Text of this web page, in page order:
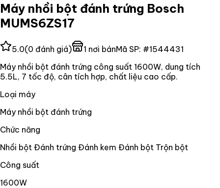
Máy nhồi bột đánh trứng Bosch
MUMS6ZS17
5.0(0 đánh giá) 1 nơi bánMã SP: #1544431
Máy nhồi bột đánh trứng công suất 1600W, dung tích
5.5L, 7 tốc độ, cân tích hợp, chất liệu cao cấp.
Loại máy
Máy nhồi bột đánh trứng
Chức năng
Nhồi bột Đánh trứng Đánh kem Đánh bột Trộn bột
Công suất
1600W